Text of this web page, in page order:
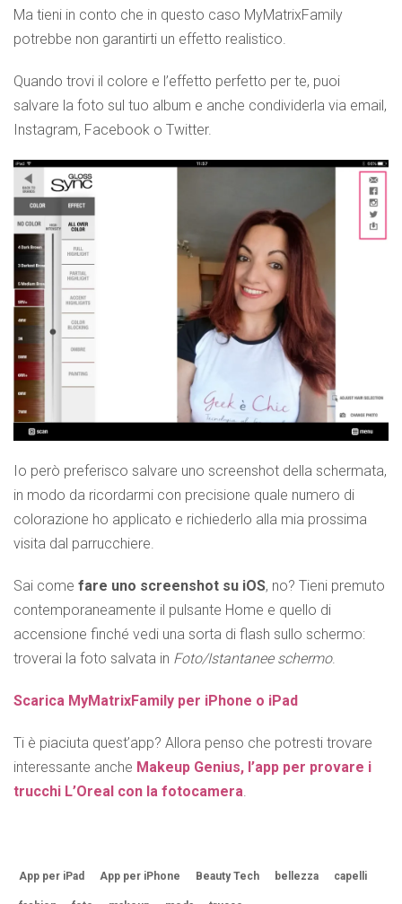
Ma tieni in conto che in questo caso MyMatrixFamily
potrebbe non garantirti un effetto realistico.
Quando trovi il colore e l’effetto perfetto per te, puoi
salvare la foto sul tuo album e anche condividerla via email,
Instagram, Facebook o Twitter.
Io però preferisco salvare uno screenshot della schermata,
in modo da ricordarmi con precisione quale numero di
colorazione ho applicato e richiederlo alla mia prossima
visita dal parrucchiere.
Sai come fare uno screenshot su iOS, no? Tieni premuto
contemporaneamente il pulsante Home e quello di
accensione finché vedi una sorta di flash sullo schermo:
troverai la foto salvata in Foto/Istantanee schermo.
Scarica MyMatrixFamily per iPhone o iPad
Ti è piaciuta quest’app? Allora penso che potresti trovare
interessante anche Makeup Genius, l’app per provare i
trucchi L’Oreal con la fotocamera.
App per iPad App per iPhone Beauty Tech bellezza capelli